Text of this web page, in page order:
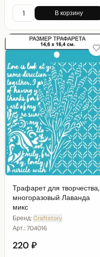
В корзину
Трафарет для творчества,
многоразовый Лаванда
микс
Бренд:Craftstory
Арт.:704016
220 ₽